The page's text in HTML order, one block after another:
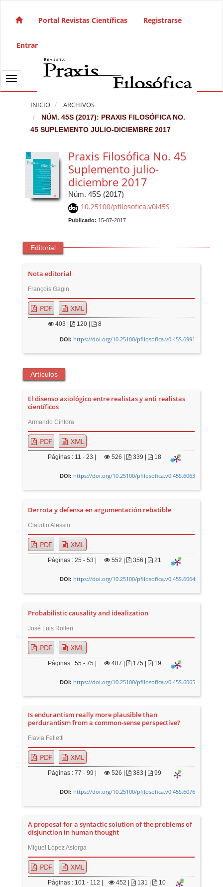
Navegación principal
Barra lateral
Portal Revistas Científicas Registrarse
Entrar
Toggle navigation
INICIO ARCHIVOS
NÚM. 45S (2017): PRAXIS FILOSÓFICA NO.
45 SUPLEMENTO JULIO-DICIEMBRE 2017
Praxis Filosófica No. 45
Suplemento julio-
diciembre 2017
Núm. 45S (2017)
10.25100/pfilosofica.v0i45S
Publicado: 15-07-2017
Editorial
Nota editorial
François Gagin
PDF XML
403 120 | 8
DOI: https://doi.org/10.25100/pfilosofica.v0i45S.6991
Artículos
El disenso axiológico entre realistas y anti realistas
científicos
Armando Cíntora
PDF XML
Páginas : 11 - 23 | 526 339 | 18
DOI: https://doi.org/10.25100/pfilosofica.v0i45S.6063
Derrota y defensa en argumentación rebatible
Claudio Alessio
PDF XML
Páginas : 25 - 53 | 552 356 | 21
DOI: https://doi.org/10.25100/pfilosofica.v0i45S.6064
Probabilistic causality and idealization
José Luis Rolleri
PDF XML
Páginas : 55 - 75 | 487 175 | 19
DOI: https://doi.org/10.25100/pfilosofica.v0i45S.6065
Is endurantism really more plausible than
perdurantism from a common-sense perspective?
Flavia Felletti
PDF XML
Páginas : 77 - 99 | 526 383 | 99
DOI: https://doi.org/10.25100/pfilosofica.v0i45S.6076
A proposal for a syntactic solution of the problems of
disjunction in human thought
Miguel López Astorga
PDF XML
Páginas : 101 - 112 | 452 131 | 10